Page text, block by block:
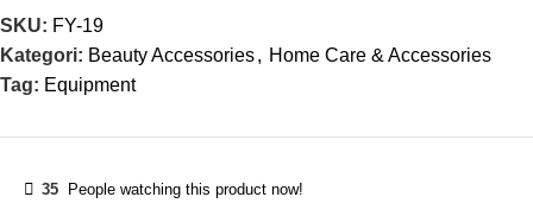
SKU: FY-19
Kategori: Beauty Accessories, Home Care & Accessories
Tag: Equipment
35 People watching this product now!